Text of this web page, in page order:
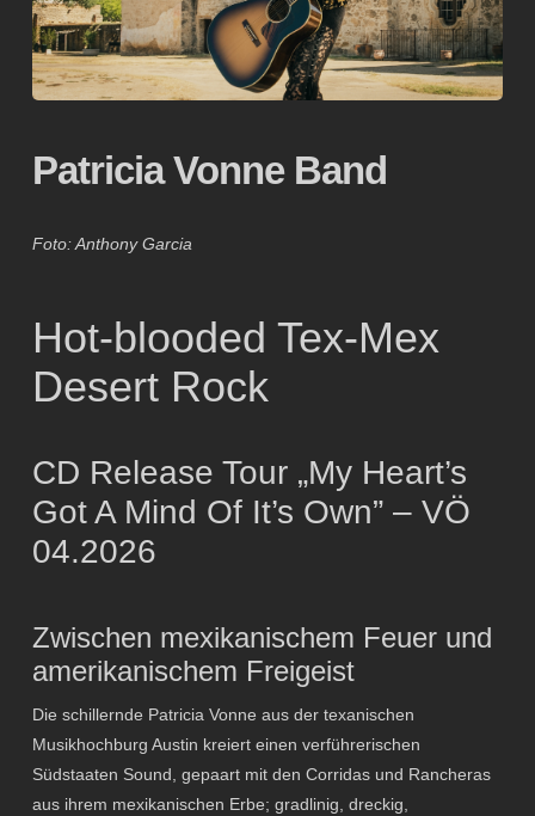
Patricia Vonne Band
Foto: Anthony Garcia
Hot-blooded Tex-Mex
Desert Rock
CD Release Tour „My Heart’s
Got A Mind Of It’s Own” – VÖ
04.2026
Zwischen mexikanischem Feuer und
amerikanischem Freigeist
Die schillernde Patricia Vonne aus der texanischen
Musikhochburg Austin kreiert einen verführerischen
Südstaaten Sound, gepaart mit den Corridas und Rancheras
aus ihrem mexikanischen Erbe; gradlinig, dreckig,